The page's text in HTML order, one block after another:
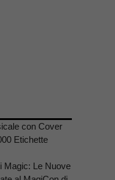
con Cover
Etichette
Magic: Le Nuove